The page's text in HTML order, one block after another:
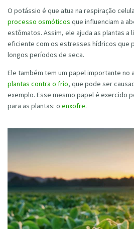
O potássio é que atua na respiração
processo osmóticos que influenciam a
estômatos. Assim, ele ajuda as plantas a
eficiente com os estresses hídricos que
longos períodos de seca.
Ele também tem um papel importante no
plantas contra o frio, que pode ser
exemplo. Esse mesmo papel é exercido
para as plantas: o enxofre.